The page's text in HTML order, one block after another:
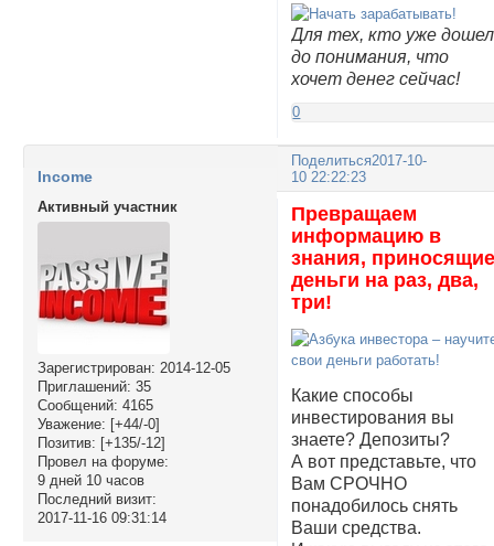
Для тех, кто уже дошел
до понимания, что
хочет денег сейчас!
0
Поделиться2017-10-
10 22:22:23
Income
Активный участник
Зарегистрирован: 2014-12-05
Приглашений: 35
Сообщений: 4165
Уважение: [+44/-0]
Позитив: [+135/-12]
Провел на форуме:
9 дней 10 часов
Последний визит:
2017-11-16 09:31:14
Превращаем
информацию в
знания,
деньги на раз, два,
три!
Какие способы
инвестирования вы
знаете? Депозиты?
А вот представьте, что
Вам СРОЧНО
понадобилось снять
Ваши средства.